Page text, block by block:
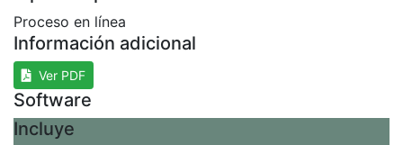
Proceso en línea
Información adicional
Ver PDF
Software
Incluye